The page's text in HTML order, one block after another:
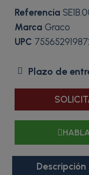
Referencia
Marca Graco
UPC
Plazo de
Descripción